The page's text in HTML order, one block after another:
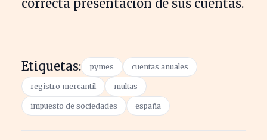
correcta presentación de sus cuentas.
Etiquetas: pymes cuentas anuales
registro mercantil multas
impuesto de sociedades españa